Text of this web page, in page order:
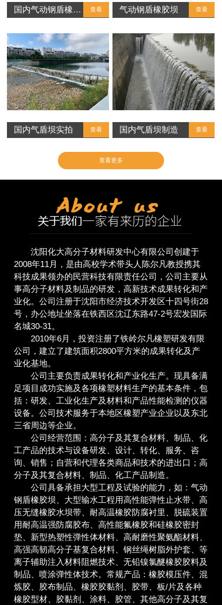
国内气动钢盾橡… 查看 气动钢盾橡胶坝 查看
国内气盾坝实拍 查看 国内气盾坝制造 查看
查看更多
沈阳化大高分子材料研发中心有限公司创建于
2008年11月，是由高校学术带头人陈尔凡教授携其
科技成果领办的民营科技有限责任公司，公司主要从
事高分子材料及制品的研发，高新技术成果转化和产
业化。公司注册于沈阳市经济技术开发区十四号街28
号，办公地址坐落在铁西区沈辽东路47-2号宏发国际
名城30-31。
2010年6月，投资注册了铁岭尔凡橡塑研发有限
公司，建立了建筑面积2800平方米的成果转化及产
业化基地。
公司主要负责成果转化和产业化生产。现具备满
足项目成功实施及各项橡塑材料生产的基本条件，包
括：研发、工业化生产及材料和产品性能检测的仪器
设备。公司技术服务于本地区橡塑产业企业以及东北
三省周边等企业。
公司经营范围：高分子及其复合材料、制品、化
工产品的技术与设备研发、设计、转化、服务、咨
询、销售；自营和代理各类商品和技术的进出口；高
分子及其复合材料、制品、化工产品制造。
公司具备承担大型工程及试验的能力，如：气动
钢盾橡胶坝、大型输水工程用高性能弹性止水带、高
压无缝橡胶水坝带、耐高温橡胶防腐衬里、脱硫装置
用耐高温强防腐胶布、高性能氟橡胶和硅橡胶密封
垫、新型热塑性弹性体材料、高耐磨性聚氨酯材料、
高强高韧高分子基复合材料、钢丝绳树脂外护套、等
离子辅助注入材料阻燃技术、无铅镍氯醚橡胶胶料及
制品、喷涂弹性体技术。常规产品：橡胶模压件、混
炼胶、胶布制品、橡胶胶黏剂、胶带、板/片及各种
橡胶型材、胶黏剂、涂料、胶管、其他高分子及其复